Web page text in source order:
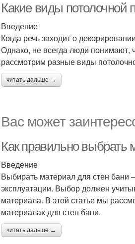
Какие виды потолочной
Введение
Когда речь заходит о
Однако, не всегда люди понимают,
рассмотрим разные виды
читать дальше →
Вас может
Как правильно выбрать
Введение
Выбирать материал для стен бани
эксплуатации. Выбор должен
материала. В этой статье мы
материалах для стен бани.
читать дальше →